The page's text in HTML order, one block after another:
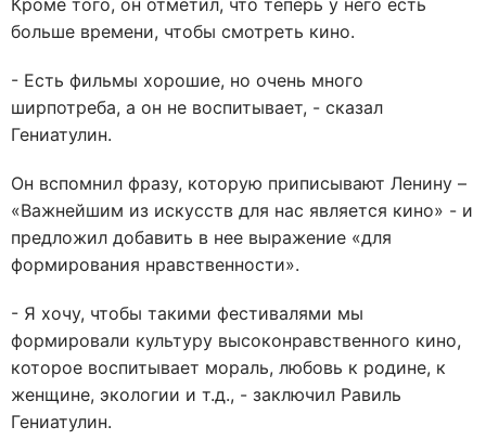
Кроме того, он отметил, что теперь у него есть
больше времени, чтобы смотреть кино.
- Есть фильмы хорошие, но очень много
ширпотреба, а он не воспитывает, - сказал
Гениатулин.
Он вспомнил фразу, которую приписывают Ленину –
«Важнейшим из искусств для нас является кино» - и
предложил добавить в нее выражение «для
формирования нравственности».
- Я хочу, чтобы такими фестивалями мы
формировали культуру высоконравственного кино,
которое воспитывает мораль, любовь к родине, к
женщине, экологии и т.д., - заключил Равиль
Гениатулин.